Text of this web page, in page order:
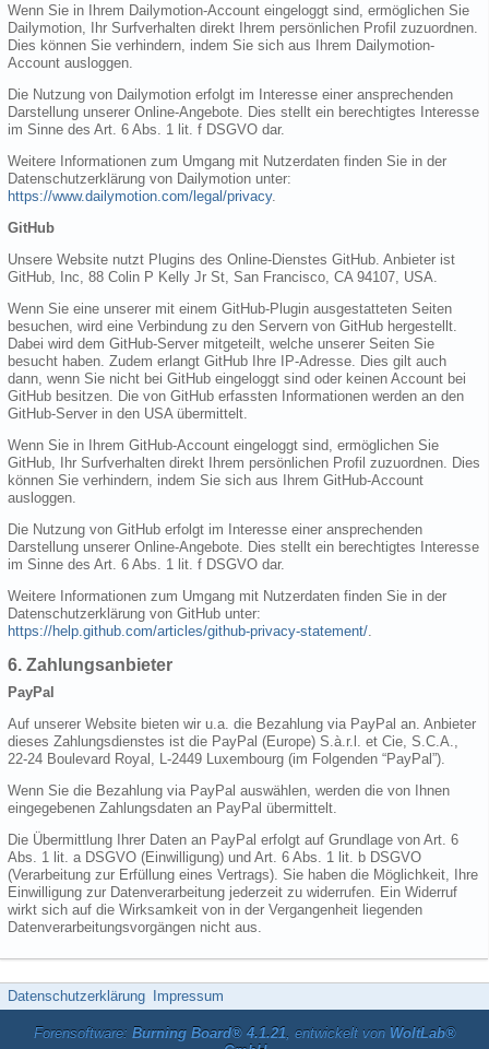
Wenn Sie in Ihrem Dailymotion-Account eingeloggt sind, ermöglichen Sie
Dailymotion, Ihr Surfverhalten direkt Ihrem persönlichen Profil zuzuordnen.
Dies können Sie verhindern, indem Sie sich aus Ihrem Dailymotion-
Account ausloggen.
Die Nutzung von Dailymotion erfolgt im Interesse einer ansprechenden
Darstellung unserer Online-Angebote. Dies stellt ein berechtigtes Interesse
im Sinne des Art. 6 Abs. 1 lit. f DSGVO dar.
Weitere Informationen zum Umgang mit Nutzerdaten finden Sie in der
Datenschutzerklärung von Dailymotion unter:
https://www.dailymotion.com/legal/privacy.
GitHub
Unsere Website nutzt Plugins des Online-Dienstes GitHub. Anbieter ist
GitHub, Inc, 88 Colin P Kelly Jr St, San Francisco, CA 94107, USA.
Wenn Sie eine unserer mit einem GitHub-Plugin ausgestatteten Seiten
besuchen, wird eine Verbindung zu den Servern von GitHub hergestellt.
Dabei wird dem GitHub-Server mitgeteilt, welche unserer Seiten Sie
besucht haben. Zudem erlangt GitHub Ihre IP-Adresse. Dies gilt auch
dann, wenn Sie nicht bei GitHub eingeloggt sind oder keinen Account bei
GitHub besitzen. Die von GitHub erfassten Informationen werden an den
GitHub-Server in den USA übermittelt.
Wenn Sie in Ihrem GitHub-Account eingeloggt sind, ermöglichen Sie
GitHub, Ihr Surfverhalten direkt Ihrem persönlichen Profil zuzuordnen. Dies
können Sie verhindern, indem Sie sich aus Ihrem GitHub-Account
ausloggen.
Die Nutzung von GitHub erfolgt im Interesse einer ansprechenden
Darstellung unserer Online-Angebote. Dies stellt ein berechtigtes Interesse
im Sinne des Art. 6 Abs. 1 lit. f DSGVO dar.
Weitere Informationen zum Umgang mit Nutzerdaten finden Sie in der
Datenschutzerklärung von GitHub unter:
https://help.github.com/articles/github-privacy-statement/
6. Zahlungsanbieter
PayPal
Auf unserer Website bieten wir u.a. die Bezahlung via PayPal an. Anbieter
dieses Zahlungsdienstes ist die PayPal (Europe) S.à.r.l. et Cie, S.C.A.,
22-24 Boulevard Royal, L-2449 Luxembourg (im Folgenden “PayPal”).
Wenn Sie die Bezahlung via PayPal auswählen, werden die von Ihnen
eingegebenen Zahlungsdaten an PayPal übermittelt.
Die Übermittlung Ihrer Daten an PayPal erfolgt auf Grundlage von Art. 6
Abs. 1 lit. a DSGVO (Einwilligung) und Art. 6 Abs. 1 lit. b DSGVO
(Verarbeitung zur Erfüllung eines Vertrags). Sie haben die Möglichkeit, Ihre
Einwilligung zur Datenverarbeitung jederzeit zu widerrufen. Ein Widerruf
wirkt sich auf die Wirksamkeit von in der Vergangenheit liegenden
Datenverarbeitungsvorgängen nicht aus.
Datenschutzerklärung Impressum
Forensoftware: Burning Board® 4.1.21, entwickelt von WoltLab®